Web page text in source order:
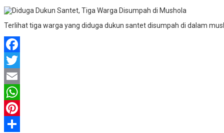
Terlihat tiga warga yang diduga dukun santet disumpah di dalam
Facebook
Twitter
Email
WhatsApp
Pinterest